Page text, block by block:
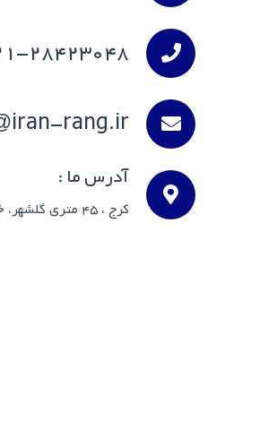
28423048
rang.ir
آدرس ما :
کرج ، 45 متری گلشهر، خیابان اختر غربی ، ساختمان ایران